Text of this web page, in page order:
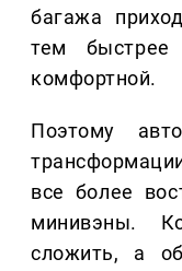
багажа
тем быстрее
комфортной.
Поэтому
все более
минивэны.
сложить, а